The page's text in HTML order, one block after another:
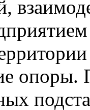
опоры.